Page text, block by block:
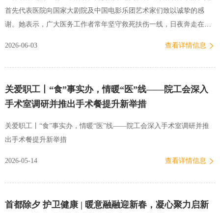
首先代表医院向国家大剧院及中国电影乐团艺术家们致以诚挚的感
谢。她表示，广大医务工作者常年坚守救死扶伤一线，日夜奔走在临
精神文化需求，着力丰富职工业余文化生活、滋养职工身心。她希望
力，在悠扬旋律中汲取温暖与力量，…
2026-06-03 查看详情信息
关爱职工丨“食”事实办，情暖“医”线——院工会深入
手术室调研并推出手术餐提升新举措
关爱职工丨“食”事实办，情暖“医”线——院工会深入手术室调研并推
出手术餐提升新举措
2026-05-14 查看详情信息
首都除夕 护卫健康 | 暖意融融迎新春，凝心聚力启新